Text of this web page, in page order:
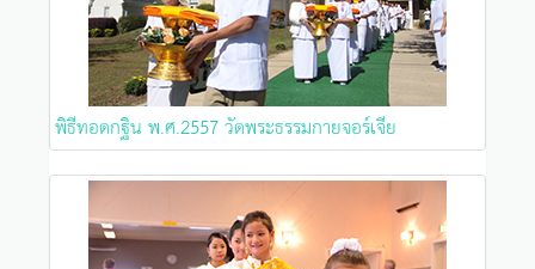
พิธีทอดกฐิน พ.ศ.2557 วัดพระธรรมกายจอร์เจีย